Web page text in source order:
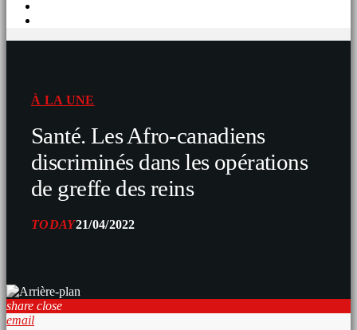
À LA UNE
Santé. Les Afro-canadiens
discriminés dans les opérations
de greffe des reins
TODAY21/04/2022
share close
email